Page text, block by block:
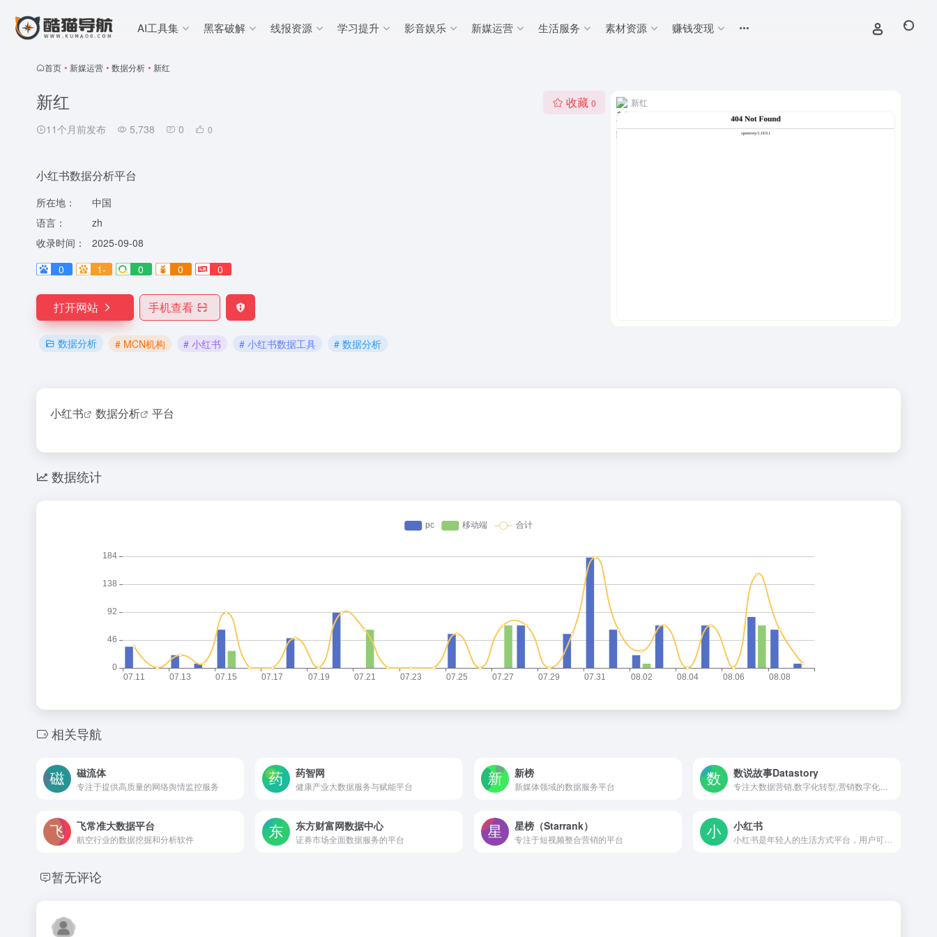
AI工具集 黑客破解 线报资源 学习提升 影音娱乐 新媒运营 生活服务 素材资源 赚钱变现
首页 • 新媒运营 • 数据分析 • 新红
新红
11个月前发布 5,738 0 0
收藏 0
小红书数据分析平台
所在地：
中国
语言：
zh
收录时间：
2025-09-08
0
1- 0 0 0
打开网站 手机查看
数据分析 # MCN机构 # 小红书 # 小红书数据工具 # 数据分析
新红
小红书 数据分析 平台
数据统计
相关导航
磁流体
专注于提供高质量的网络舆情监控服务
药智网
健康产业大数据服务与赋能平台
新榜
新媒体领域的数据服务平台
数说故事Datastory
飞常准大数据平台
航空行业的数据挖掘和分析软件
东方财富网数据中心
证券市场全面数据服务的平台
星榜（Starrank）
专注于短视频整合营销的平台
小红书
暂无评论